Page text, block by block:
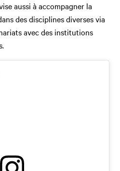
aussi à accompagner la
des disciplines diverses via
avec des institutions